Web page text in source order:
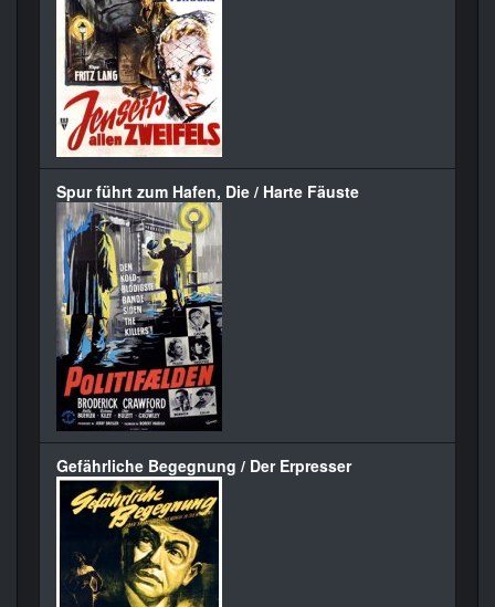
Spur führt zum Hafen, Die / Harte Fäuste
Gefährliche Begegnung / Der Erpresser